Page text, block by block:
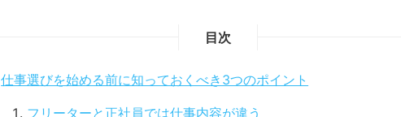
目次
仕事選びを始める前に知っておくべき3つのポイント
フリーターと正社員では仕事内容が違う